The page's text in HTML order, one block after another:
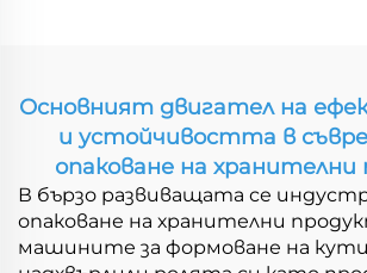
Основният двигател на
и устойчивостта в
опаковане на
В бързо развиващата се
опаковане на хранителни
машините за формоване на